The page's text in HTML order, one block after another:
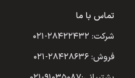
تماس با ما
شرکت: ۲۸۴۲۲۴۳۲-۰۲۱
فروش: ۲۸۴۲۸۶۳۶-۰۲۱